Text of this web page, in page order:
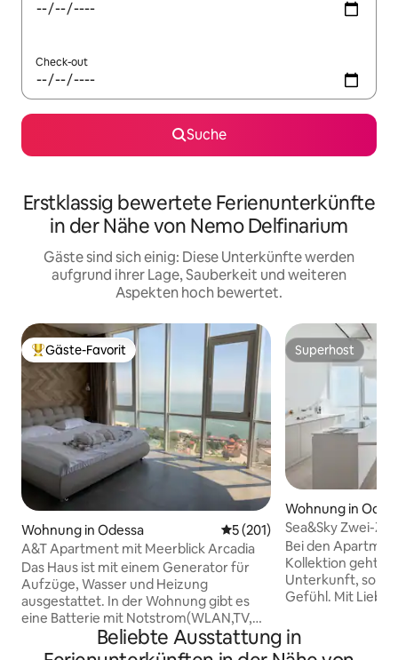
Check-out
Suche
Erstklassig bewertete Ferienunterkünfte
in der Nähe von Nemo Delfinarium
Gäste sind sich einig: Diese Unterkünfte werden
aufgrund ihrer Lage, Sauberkeit und weiteren
Aspekten hoch bewertet.
Beliebter Gäste-Favorit.
Gäste-Favorit
Wohnung in Odessa Durchschnittliche
5 (201)
A&T Apartment mit Meerblick Arcadia
Das Haus ist mit einem Generator für
Aufzüge, Wasser und Heizung
ausgestattet. In der Wohnung gibt es
eine Batterie mit Notstrom(WLAN,TV,
Licht,Kühlschrank) Ein Studio-
Apartment mit einer Gesamtfläche von
Superhost
Superhost
Wohnung in
Sea&Sky Zwei-
Bei den
Kollektion geht
Unterkunft,
Gefühl. Mit Liebe
und die Skyline,
auflösen. Das Hotel liegt in der 18. Etage
Beliebte Ausstattung in